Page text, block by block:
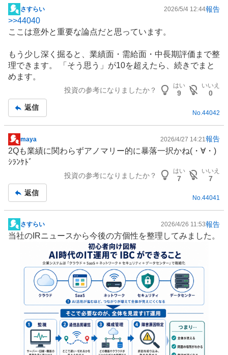
掲
示
板
事
さすらい 2026/5/4 12:44報告
>>44040
ここは意外と重要な論点だと思っています。
もう少し深く掘ると、業績面・需給面・中長期評価まで整
理できます。 「そう思う」が10を超えたら、続きでまと
めます。
投資の参考になりましたか？
はい
9
いいえ
0
返信
No. 44042
掲
示
板
maya 2026/4/27 14:21 報告
2Qも業績に関わらずアノマリー的に暴落一択かね(⁠・⁠∀⁠・⁠)
ｼﾗﾝｹﾄﾞ
投資の参考になりましたか？
はい
7
いいえ
7
返信
No.44041
掲
示
さすらい 2026/4/26 11:53報告
当社のIRニュースから今後の方個性を整理してみました。